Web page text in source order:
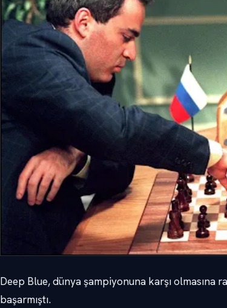
Deep Blue, dünya şampiyonuna karşı olmasına
başarmıştı.